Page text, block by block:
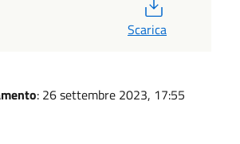
Scarica
: 26 settembre 2023, 17:55